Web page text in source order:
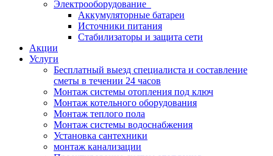
Электрооборудование
Аккумуляторные батареи
Источники питания
Стабилизаторы и защита сети
Акции
Услуги
Бесплатный выезд специалиста и составление
сметы в течении 24 часов
Монтаж системы отопления под ключ
Монтаж котельного оборудования
Монтаж теплого пола
Монтаж системы водоснабжения
Установка сантехники
монтаж канализации